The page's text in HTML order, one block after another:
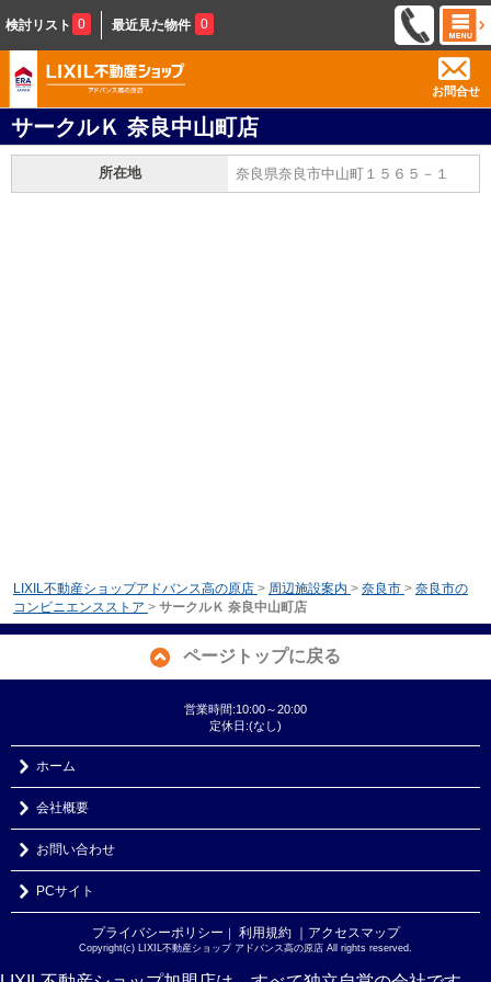
検討リスト 0 最近見た物件 0
お問合せ
サークルＫ 奈良中山町店
所在地 奈良県奈良市中山町１５６５－１
LIXIL不動産ショップアドバンス高の原店 > 周辺施設案内 > 奈良市 > 奈良市の
コンビニエンスストア > サークルＫ 奈良中山町店
ページトップに戻る
営業時間:10:00～20:00
定休日:(なし)
ホーム
会社概要
お問い合わせ
PCサイト
プライバシーポリシー ｜ 利用規約 ｜アクセスマップ
Copyright(c) LIXIL不動産ショップ アドバンス高の原店 All rights reserved.